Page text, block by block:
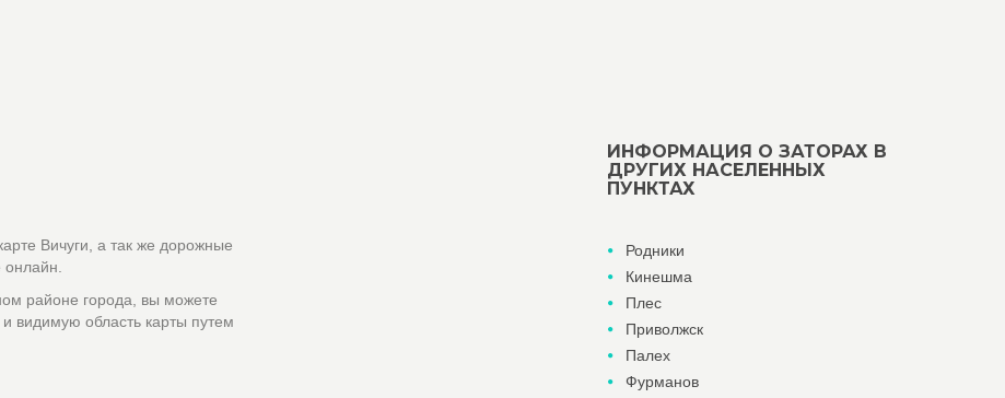
Вичуги, а так же дорожные
районе города, вы можете
видимую область карты путем
ИНФОРМАЦИЯ О ЗАТОРАХ В
ДРУГИХ НАСЕЛЕННЫХ
ПУНКТАХ
Родники
Кинешма
Плес
Приволжск
Палех
Фурманов